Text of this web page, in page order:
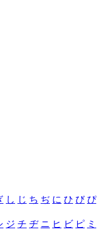
し じ ち ぢ に ひ び ぴ
ジ チ ヂ ニ ヒ ビ ピ ミ